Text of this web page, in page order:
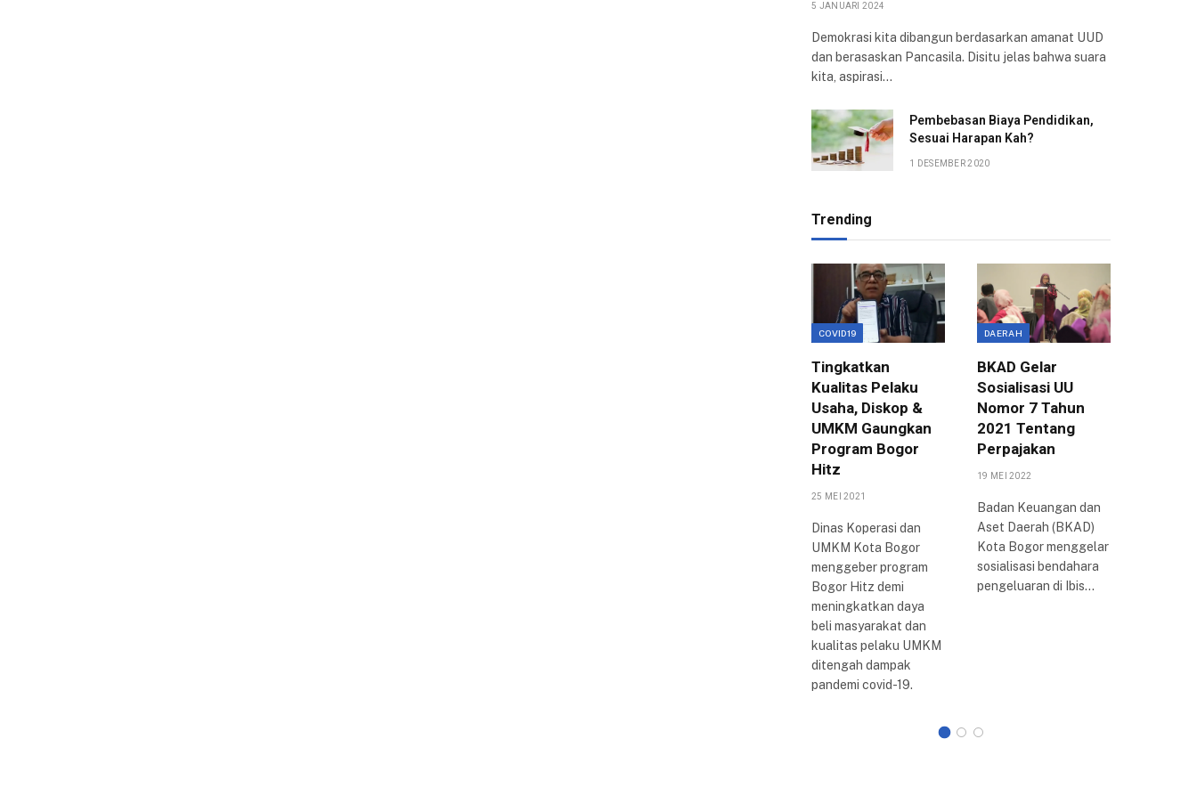
5 JANUARI 2024
Demokrasi kita dibangun berdasarkan amanat UUD
dan berasaskan Pancasila. Disitu jelas bahwa suara
kita, aspirasi…
Pembebasan Biaya Pendidikan,
Sesuai Harapan Kah?
1 DESEMBER 2020
Trending
COVID19
Tingkatkan
Kualitas Pelaku
Usaha, Diskop &
UMKM Gaungkan
Program Bogor
Hitz
25 MEI 2021
Dinas Koperasi dan
UMKM Kota Bogor
menggeber program
Bogor Hitz demi
meningkatkan daya
beli masyarakat dan
kualitas pelaku UMKM
ditengah dampak
pandemi covid-19.
DAERAH
BKAD Gelar
Sosialisasi UU
Nomor 7 Tahun
2021 Tentang
Perpajakan
19 MEI 2022
Badan Keuangan dan
Aset Daerah (BKAD)
Kota Bogor menggelar
sosialisasi bendahara
pengeluaran di Ibis…